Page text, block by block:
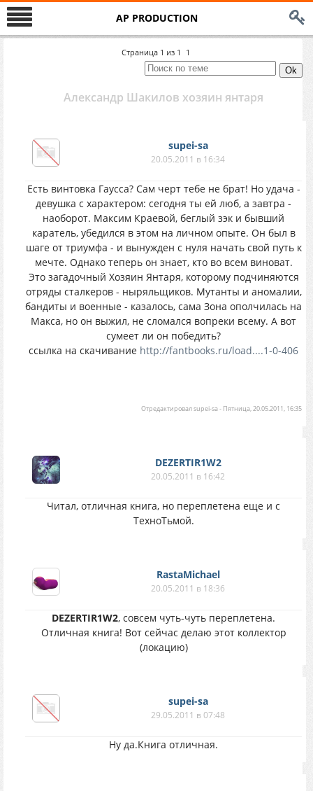
AP PRODUCTION
Страница 1 из 1 1
Александр Шакилов хозяин янтаря
supei-sa
20.05.2011 в 16:34
Есть винтовка Гаусса? Сам черт тебе не брат! Но удача -
девушка с характером: сегодня ты ей люб, а завтра -
наоборот. Максим Краевой, беглый зэк и бывший
каратель, убедился в этом на личном опыте. Он был в
шаге от триумфа - и вынужден с нуля начать свой путь к
мечте. Однако теперь он знает, кто во всем виноват.
Это загадочный Хозяин Янтаря, которому подчиняются
отряды сталкеров - ныряльщиков. Мутанты и аномалии,
бандиты и военные - казалось, сама Зона ополчилась на
Макса, но он выжил, не сломался вопреки всему. А вот
сумеет ли он победить?
ссылка на скачивание http://fantbooks.ru/load....1-0-406
Отредактировалsupei-sa- Пятница, 20.05.2011, 16:35
DEZERTIR1W2
20.05.2011 в 16:42
Читал, отличная книга, но переплетена еще и с
ТехноТьмой.
RastaMichael
20.05.2011 в 18:36
DEZERTIR1W2, совсем чуть-чуть переплетена.
Отличная книга! Вот сейчас делаю этот коллектор
(локацию)
supei-sa
29.05.2011 в 07:48
Ну да.Книга отличная.